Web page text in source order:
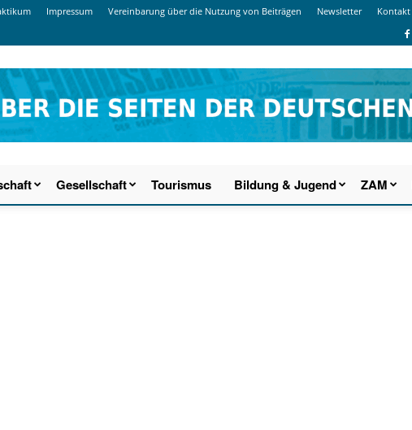
Impressum Vereinbarung über die Nutzung von Beiträgen Newsletter Kontakt
Gesellschaft Tourismus Bildung & Jugend ZAM